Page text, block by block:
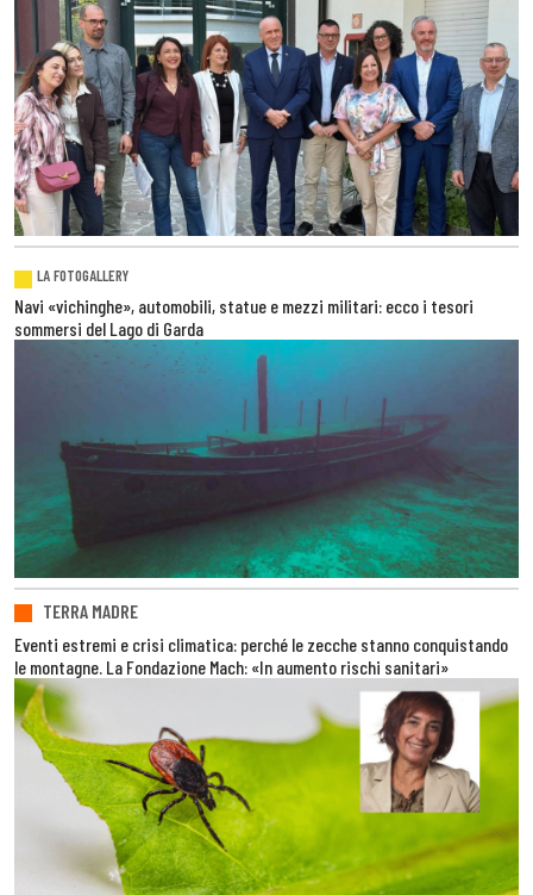
LA FOTOGALLERY
Navi «vichinghe», automobili, statue e mezzi militari: ecco i tesori
sommersi del Lago di Garda
TERRA MADRE
Eventi estremi e crisi climatica: perché le zecche stanno conquistando
le montagne. La Fondazione Mach: «In aumento rischi sanitari»